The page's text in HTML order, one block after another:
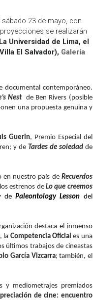
23 de mayo, con
se realizarán
Universidad de Lima, el
El Salvador), Galería
documental contemporáneo.
Nest
de Ben Rivers (posible
una propuesta genuina y
Guerin, Premio Especial del
y de Tardes de soledadde
en nuestro país de Recuerdos
estrenos de Lo que creemos
dePaleontology Lesson del
destaca el inmenso
la Competencia Oficial es una
últimos trabajos de cineastas
García Vizcarra; también, el
mediometrajes premiados
de cine: encuentro